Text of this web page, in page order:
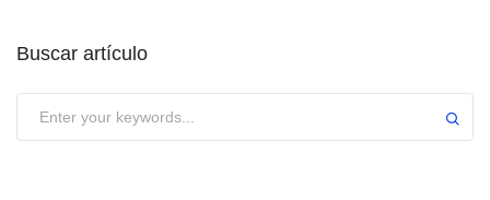
Buscar artículo